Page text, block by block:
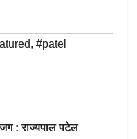
, #patel
: राज्यपाल पटेल